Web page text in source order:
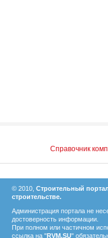
Справочник
© 2010, Строительный
строительстве.
Администрация портала не
достоверность информации.
При полном или частичном
ссылка на "RVM.SU"